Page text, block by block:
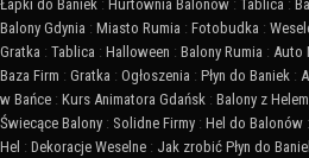
Łapki do Baniek : Hurtownia Balonów : Tablica :
Balony Gdynia : Miasto Rumia : Fotobudka :
Gratka : Tablica : Halloween : Balony Rumia : Auto
Baza Firm : Gratka : Ogłoszenia : Płyn do Baniek :
w Bańce : Kurs Animatora Gdańsk : Balony z Helem
Świecące Balony : Solidne Firmy : Hel do Balonów :
Hel : Dekoracje Weselne : Jak zrobić Płyn do